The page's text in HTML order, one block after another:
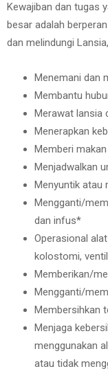
Kewajiban dan tugas
besar adalah
dan melindungi
Menemani dan
Membantu
Merawat lansia
Menerapkan
Memberi
Menjadwalkan
Menyuntik
Mengganti/
dan infus*
Operasional
kolostomi,
Memberikan/
Mengganti/
Membersihkan
Menjaga
menggunakan
atau tidak